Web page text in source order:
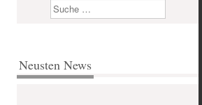
Suchen
Neusten News